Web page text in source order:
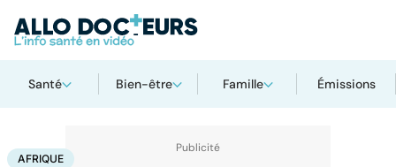
Santé Bien-être Famille Émissions
AccueilSanté Afrique
AFRIQUE